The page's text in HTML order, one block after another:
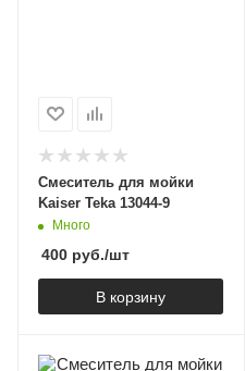
Cмеситель для мойки
Kaiser Teka 13044-9
Много
400 руб./шт
В корзину